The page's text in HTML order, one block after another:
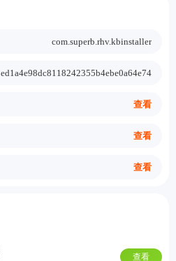
com.superb.rhv.kbinstaller
ed1a4e98dc8118242355b4ebe0a64e74
查看
查看
查看
查看